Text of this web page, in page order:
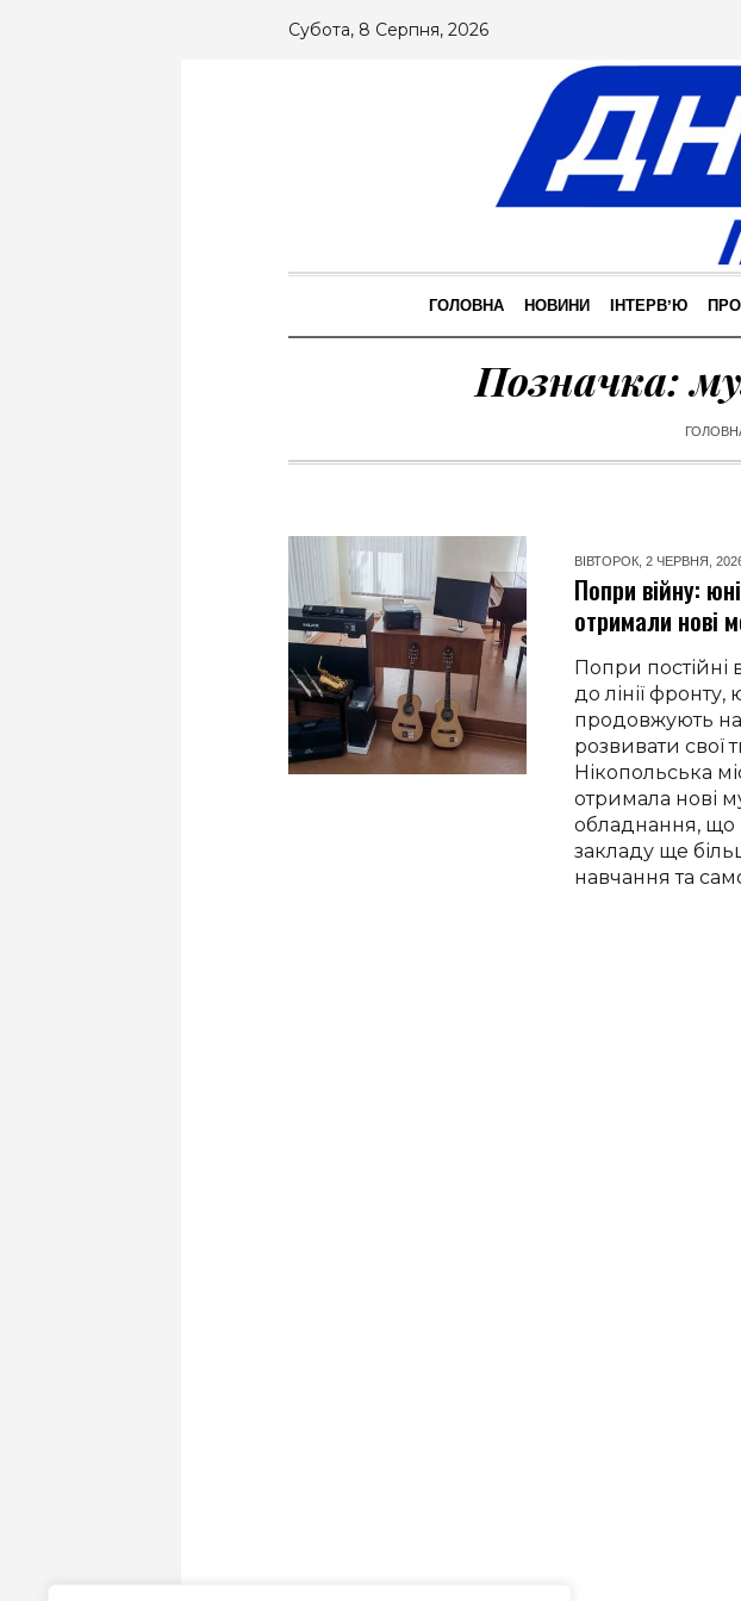
Субота, 8 Серпня, 2026
ГОЛОВНА НОВИНИ ІНТЕРВʼЮ
Позначка:
ВІВТОРОК, 2 ЧЕРВНЯ,
Попри війну:
отримали нові
Попри постійні
до лінії
продовжують
розвивати свої
Нікопольська
отримала нові
обладнання, що
закладу ще
навчання та